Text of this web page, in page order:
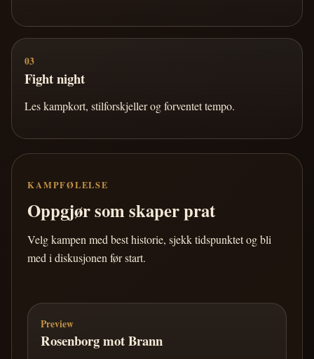
03
Fight night
Les kampkort, stilforskjeller og forventet tempo.
KAMPFØLELSE
Oppgjør som skaper prat
Velg kampen med best historie, sjekk tidspunktet og bli
med i diskusjonen før start.
Preview
Rosenborg mot Brann